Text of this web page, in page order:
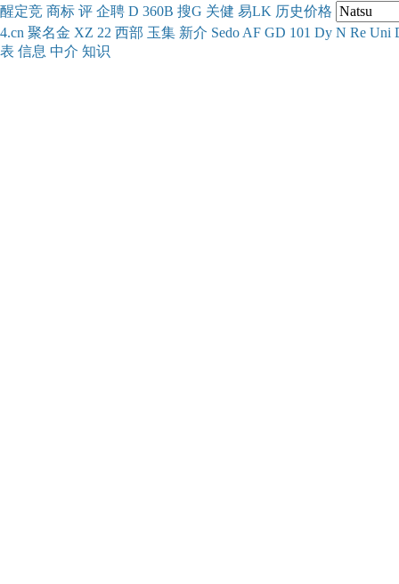
醒定竞 商标 评 企聘 D 360B 搜G 关健 易LK 历史价格
4.cn 聚名金 XZ 22 西部 玉集 新介 Sedo AF GD 101 Dy N Re Uni
表 信息 中介 知识